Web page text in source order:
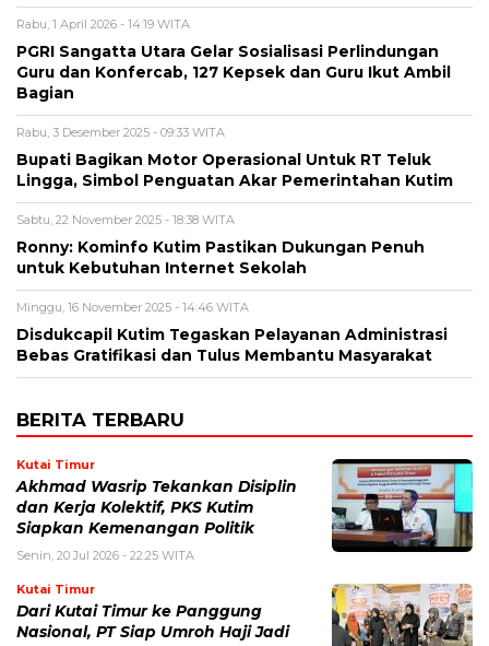
Rabu, 1 April 2026 - 14:19 WITA
PGRI Sangatta Utara Gelar Sosialisasi Perlindungan
Guru dan Konfercab, 127 Kepsek dan Guru Ikut Ambil
Bagian
Rabu, 3 Desember 2025 - 09:33 WITA
Bupati Bagikan Motor Operasional Untuk RT Teluk
Lingga, Simbol Penguatan Akar Pemerintahan Kutim
Sabtu, 22 November 2025 - 18:38 WITA
Ronny: Kominfo Kutim Pastikan Dukungan Penuh
untuk Kebutuhan Internet Sekolah
Minggu, 16 November 2025 - 14:46 WITA
Disdukcapil Kutim Tegaskan Pelayanan Administrasi
Bebas Gratifikasi dan Tulus Membantu Masyarakat
BERITA TERBARU
Kutai Timur
Akhmad Wasrip Tekankan Disiplin
dan Kerja Kolektif, PKS Kutim
Siapkan Kemenangan Politik
Senin, 20 Jul 2026 - 22:25 WITA
Kutai Timur
Dari Kutai Timur ke Panggung
Nasional, PT Siap Umroh Haji Jadi